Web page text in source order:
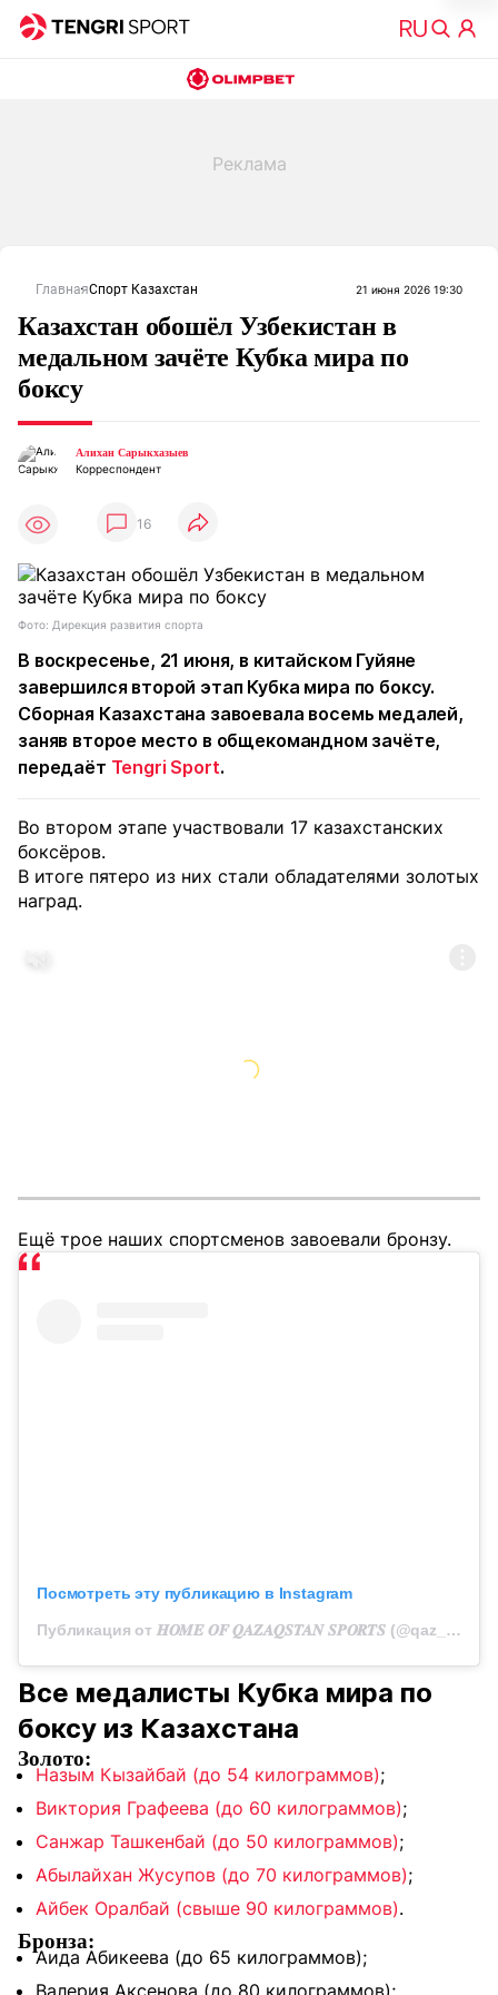
ГлавнаяСпорт Казахстан 21 июня 2026 19:30
Казахстан обошёл Узбекистан в
медальном зачёте Кубка мира по
боксу
Алихан Сарыкхазыев
Корреспондент
16
Фото: Дирекция развития спорта
В воскресенье, 21 июня, в китайском Гуйяне
завершился второй этап Кубка мира по боксу.
Сборная Казахстана завоевала восемь медалей,
заняв второе место в общекомандном зачёте,
передаёт Tengri Sport.
Во втором этапе участвовали 17 казахстанских
боксёров.
В итоге пятеро из них стали обладателями золотых
наград.
Ещё трое наших спортсменов завоевали бронзу.
Посмотреть эту публикацию в Instagram
Публикация от 𝑯𝑶𝑴𝑬 𝑶𝑭 𝑸𝑨𝒁𝑨𝑸𝑺𝑻𝑨𝑵 𝑺𝑷𝑶𝑹𝑻𝑺 (@qaz_team_official)
Все медалисты Кубка мира по
боксу из Казахстана
Золото:
Назым Кызайбай (до 54 килограммов);
Виктория Графеева (до 60 килограммов);
Санжар Ташкенбай (до 50 килограммов);
Абылайхан Жусупов (до 70 килограммов);
Айбек Оралбай (свыше 90 килограммов).
Бронза:
Аида Абикеева (до 65 килограммов);